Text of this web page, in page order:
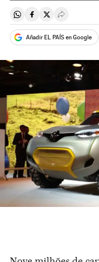
Compartir en Whatsapp
Compartir en
Compartir en
Desplegar
Añadir EL PAÍS en Google